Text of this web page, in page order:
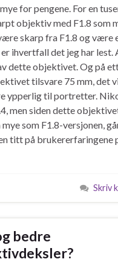
for pengene. For en
objektiv med F1.8 som
skarp fra F1.8 og være
ihvertfall det jeg har lest.
dette objektivet. Og på
tilsvare 75 mm, det
ypperlig til portretter.
men siden dette
mye som F1.8-versjonen,
titt på brukererfaringene
Skriv
bedre